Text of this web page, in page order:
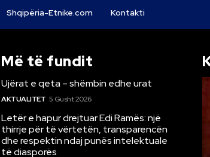
Shqipëria-Etnike.com Kontakti
Më të fundit
Ujërat e qeta – shëmbin edhe urat
AKTUALITET 5 Gusht 2026
Letër e hapur drejtuar Edi Ramës: një
thirrje për të vërtetën, transparencën
dhe respektin ndaj punës intelektuale
të diasporës